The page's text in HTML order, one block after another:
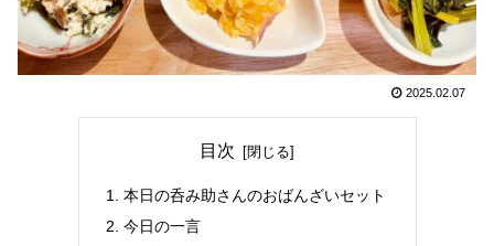
2025.02.07
目次
本日の呑み助さんのおばんざいセット
今日の一言